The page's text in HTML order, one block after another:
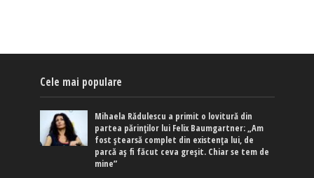
Cele mai populare
Mihaela Rădulescu a primit o lovitură din
partea părinților lui Felix Baumgartner: „Am
fost ștearsă complet din existența lui, de
parcă aș fi făcut ceva greșit. Chiar se tem de
mine”